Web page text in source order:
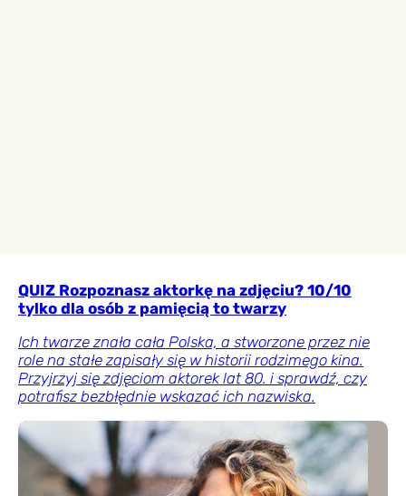
QUIZ Rozpoznasz aktorkę na zdjęciu? 10/10
tylko dla osób z pamięcią to twarzy
Ich twarze znała cała Polska, a stworzone przez nie
role na stałe zapisały się w historii rodzimego kina.
Przyjrzyj się zdjęciom aktorek lat 80. i sprawdź, czy
potrafisz bezbłędnie wskazać ich nazwiska.